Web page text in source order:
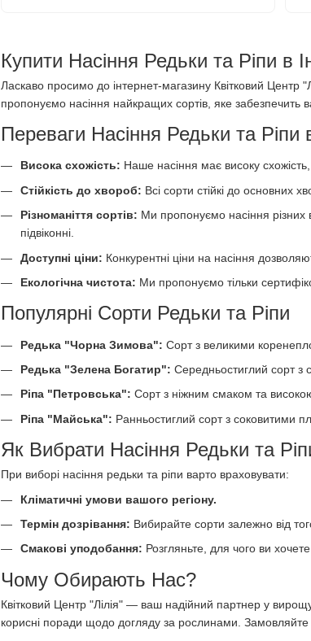
Купити Насіння Редьки та Ріпи в
Ласкаво просимо до інтернет-магазину Квітковий Центр
пропонуємо насіння найкращих сортів, яке забезпечить
Переваги Насіння Редьки та Ріпи
Висока схожість: Наше насіння має високу
Стійкість до хвороб: Всі сорти стійкі до основних
Різноманіття сортів: Ми пропонуємо насіння різних
підвіконні.
Доступні ціни: Конкурентні ціни на насіння
Екологічна чистота: Ми пропонуємо тільки
Популярні Сорти Редьки та Ріпи
Редька "Чорна Зимова": Сорт з великими
Редька "Зелена Богатир": Середньостиглий сорт з
Ріпа "Петровська": Сорт з ніжним смаком та
Ріпа "Майська": Ранньостиглий сорт з соковитими
Як Вибрати Насіння Редьки та
При виборі насіння редьки та ріпи варто враховувати:
Кліматичні умови вашого регіону.
Термін дозрівання: Вибирайте сорти залежно від
Смакові уподобання: Розгляньте, для чого ви
Чому Обирають Нас?
Квітковий Центр "Лілія" — ваш надійний партнер у
корисні поради щодо догляду за рослинами. Замовляйте